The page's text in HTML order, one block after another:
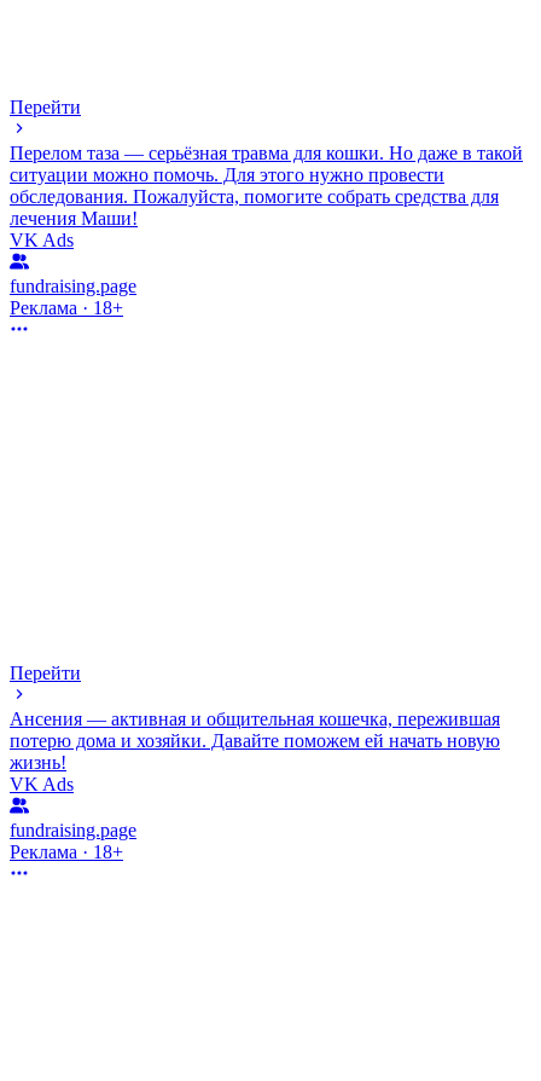
Перейти
Перелом таза — серьёзная травма для кошки. Но даже в такой
ситуации можно помочь. Для этого нужно провести
обследования. Пожалуйста, помогите собрать средства для
лечения Маши!
VK Ads
fundraising.page
Реклама · 18+
Перейти
Ансения — активная и общительная кошечка, пережившая
потерю дома и хозяйки. Давайте поможем ей начать новую
жизнь!
VK Ads
fundraising.page
Реклама · 18+